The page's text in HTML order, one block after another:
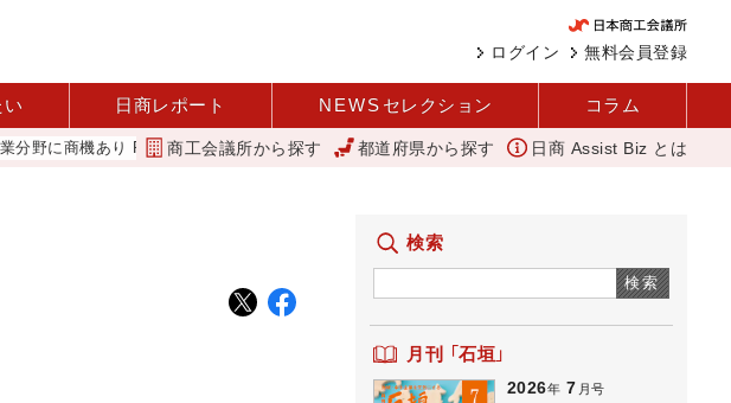
無料会員登録
ログイン
日商レポート NEWS セレクション コラム
機あり REACT 河内 大和 外国人雇用状況を公表 過去最多、257万人に 厚労省
商工会議所から探す 都道府県から探す 日商 Assist Biz とは
検索
検索
月刊 「石垣」
2026年 7 月号